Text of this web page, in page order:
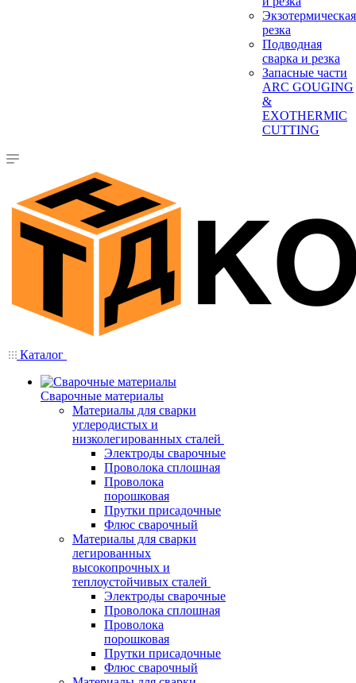
Экзотермическая
резка
Подводная
сварка и резка
Запасные части
ARC GOUGING
&
EXOTHERMIC
CUTTING
Каталог
Сварочные материалы
Материалы для сварки
углеродистых и
низколегированных сталей
Электроды сварочные
Проволока сплошная
Проволока
порошковая
Прутки присадочные
Флюс сварочный
Материалы для сварки
легированных
высокопрочных и
теплоустойчивых сталей
Электроды сварочные
Проволока сплошная
Проволока
порошковая
Прутки присадочные
Флюс сварочный